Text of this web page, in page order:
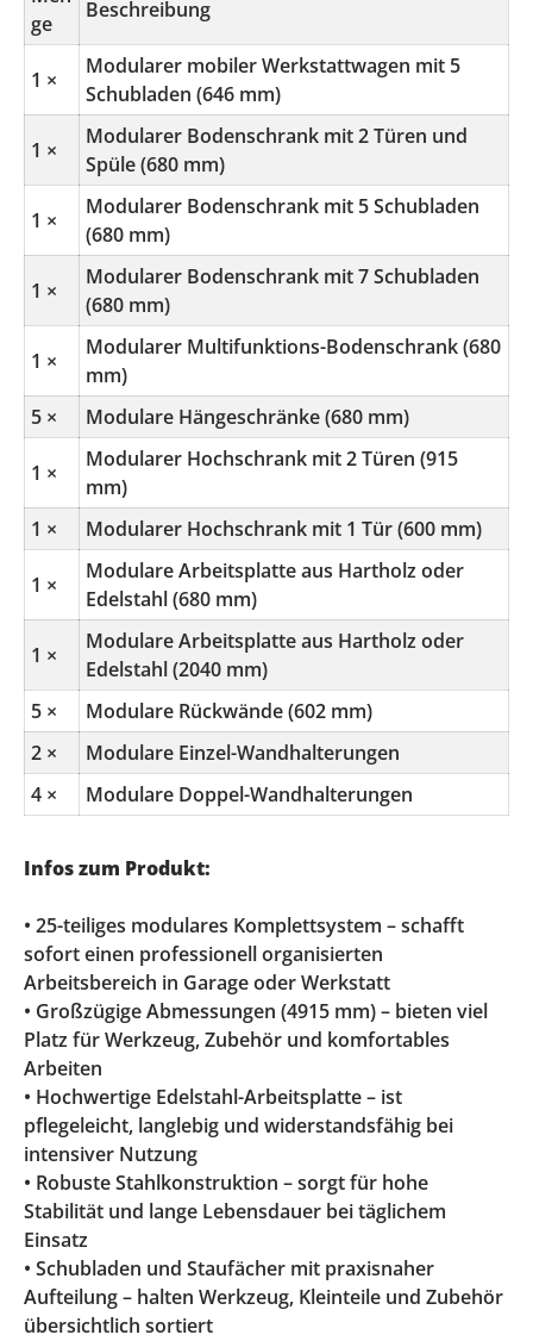
ge
Beschreibung
1 ×
Modularer mobiler Werkstattwagen mit 5
Schubladen (646 mm)
1 ×
Modularer Bodenschrank mit 2 Türen und
Spüle (680 mm)
1 ×
Modularer Bodenschrank mit 5 Schubladen
(680 mm)
1 ×
Modularer Bodenschrank mit 7 Schubladen
(680 mm)
1 ×
Modularer Multifunktions-Bodenschrank (680
mm)
5 ×
Modulare Hängeschränke (680 mm)
1 ×
Modularer Hochschrank mit 2 Türen (915
mm)
1 ×
Modularer Hochschrank mit 1 Tür (600 mm)
1 ×
Modulare Arbeitsplatte aus Hartholz oder
Edelstahl (680 mm)
1 ×
Modulare Arbeitsplatte aus Hartholz oder
Edelstahl (2040 mm)
5 ×
Modulare Rückwände (602 mm)
2 ×
Modulare Einzel-Wandhalterungen
4 ×
Modulare Doppel-Wandhalterungen
Infos zum Produkt:
• 25-teiliges modulares Komplettsystem – schafft
sofort einen professionell organisierten
Arbeitsbereich in Garage oder Werkstatt
• Großzügige Abmessungen (4915 mm) – bieten viel
Platz für Werkzeug, Zubehör und komfortables
Arbeiten
• Hochwertige Edelstahl-Arbeitsplatte – ist
pflegeleicht, langlebig und widerstandsfähig bei
intensiver Nutzung
• Robuste Stahlkonstruktion – sorgt für hohe
Stabilität und lange Lebensdauer bei täglichem
Einsatz
• Schubladen und Staufächer mit praxisnaher
Aufteilung – halten Werkzeug, Kleinteile und Zubehör
übersichtlich sortiert